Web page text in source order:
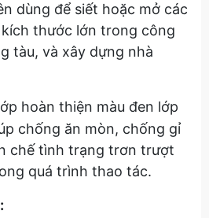
dùng để siết hoặc mở các
thước lớn trong công
tàu, và xây dựng nhà
hoàn thiện màu đen lớp
chống ăn mòn, chống gỉ
chế tình trạng trơn trượt
quá trình thao tác.